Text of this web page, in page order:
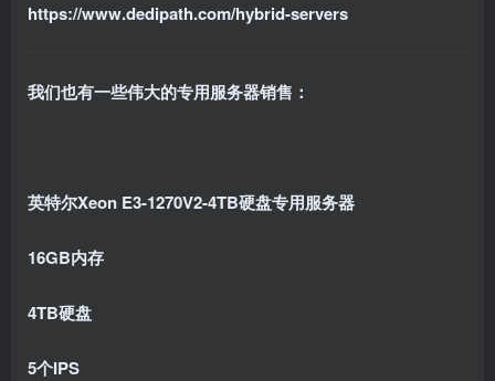
https://www.dedipath.com/hybrid-servers
我们也有一些伟大的专用服务器销售：
英特尔Xeon E3-1270V2-4TB硬盘专用服务器
16GB内存
4TB硬盘
5个IPS